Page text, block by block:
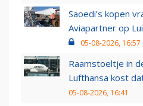
Saoedi’s kopen
Aviapartner op
05-08-2026, 16:57
Raamstoeltje in
Lufthansa kost
05-08-2026, 16:41